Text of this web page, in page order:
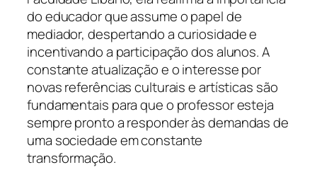
do educador que assume o papel de
mediador, despertando a curiosidade e
incentivando a participação dos alunos. A
constante atualização e o interesse por
novas referências culturais e artísticas são
fundamentais para que o professor esteja
sempre pronto a responder às demandas de
uma sociedade em constante
transformação.